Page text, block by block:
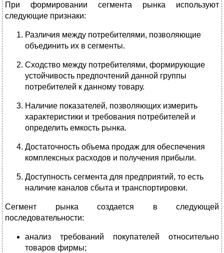
При формировании сегмента рынка используют
следующие признаки:
Различия между потребителями, позволяющие
объединить их в сегменты.
Сходство между потребителями, формирующие
устойчивость предпочтений данной группы
потребителей к данному товару.
Наличие показателей, позволяющих измерить
характеристики и требования потребителей и
определить емкость рынка.
Достаточность объема продаж для обеспечения
комплексных расходов и получения прибыли.
Доступность сегмента для предприятий, то есть
наличие каналов сбыта и транспортировки.
Сегмент рынка создается в следующей
последовательности:
анализ требований покупателей относительно
товаров фирмы;